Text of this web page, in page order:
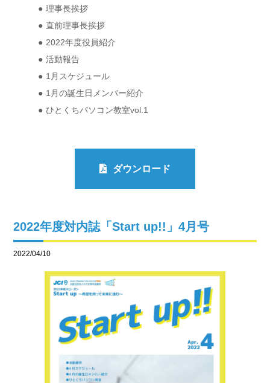
理事長挨拶
直前理事長挨拶
2022年度役員紹介
活動報告
1月スケジュール
1月の誕生日メンバー紹介
ひとくちパソコン教室vol.1
ダウンロード
2022年度対内誌「Start up!!」4月号
2022/04/10